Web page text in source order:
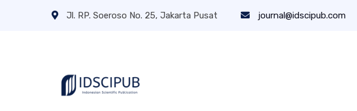
Jl. RP. Soeroso No. 25, Jakarta Pusat journal@idscipub.com